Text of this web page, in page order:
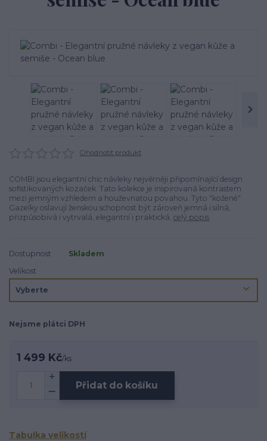
Ohodnotit produkt
COMBI jsou elegantní chic návleky nejvěrněji připomínající design
sofistikovaných kozaček. Tato kolekce je inspirovaná kontrastem
mezi jemným vzhledem a houževnatou povahou. Tyto "kožené"
Gazelky oslavují ženskou schopnost být zároveň jemná i silná,
přizpůsobivá i vytrvalá, elegantní i praktická. celý popis
Dostupnost
Skladem
Velikost
Nejsme plátci DPH
1 499 Kč/ks
Přidat do košíku
Tabulka velikostí